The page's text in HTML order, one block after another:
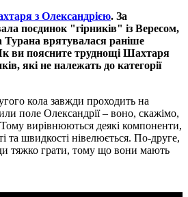
з Олександрією. За
поєдинок "гірників" із Вересом,
Турана врятувалася раніше
ви поясните труднощі Шахтаря
які не належать до категорії
кола завжди проходить на
поле Олександрії – воно, скажімо,
Тому вирівнюються деякі компоненти,
та швидкості нівелюється. По-друге,
тяжко грати, тому що вони мають